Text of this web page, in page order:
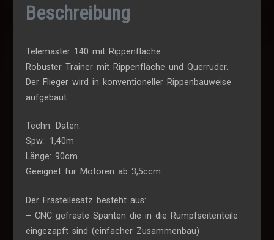
Beschreibung
Telemaster 140 mit Rippenfläche
Robuster Trainer mit Rippenfläche und Querruder.
Der Flieger wird in konventioneller Rippenbauweise
aufgebaut.
Techn. Daten:
Spw.: 1,40m
Länge: 90cm
Geeignet für Motoren ab 3,5ccm.
Der Frästeilesatz besteht aus:
– CNC gefräste Spanten die in die Rumpfseitenteile
eingezapft sind (einfacher Zusammenbau)